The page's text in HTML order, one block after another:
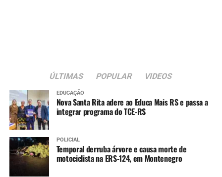
ÚLTIMAS POPULAR VIDEOS
EDUCAÇÃO
Nova Santa Rita adere ao Educa Mais RS e passa a
integrar programa do TCE-RS
POLICIAL
Temporal derruba árvore e causa morte de
motociclista na ERS-124, em Montenegro